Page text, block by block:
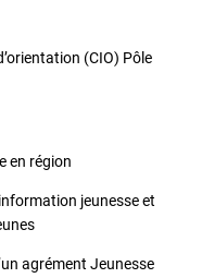
(CIO) Pôle
en région
jeunesse et
agrément Jeunesse